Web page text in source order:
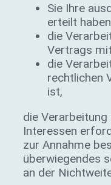
Sie Ihre
erteilt
die
Vertrags
die
rechtlichen
ist,
die
Interessen
zur Annahme
überwiegendes
an der